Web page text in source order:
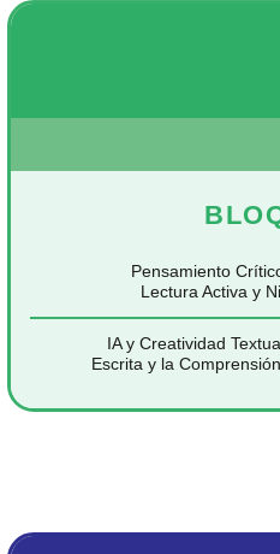
Pensamiento
Lectura Activa y
IA y Creatividad
Escrita y la